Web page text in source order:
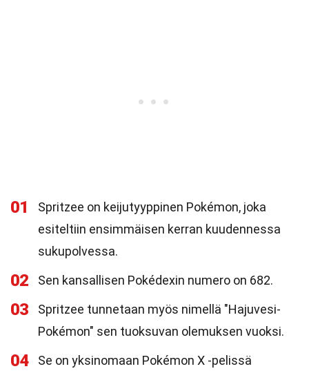
01
Spritzee on keijutyyppinen Pokémon, joka
esiteltiin ensimmäisen kerran kuudennessa
sukupolvessa.
02 Sen kansallisen Pokédexin numero on 682.
03
Spritzee tunnetaan myös nimellä "Hajuvesi-
Pokémon" sen tuoksuvan olemuksen vuoksi.
04
Se on yksinomaan Pokémon X -pelissä